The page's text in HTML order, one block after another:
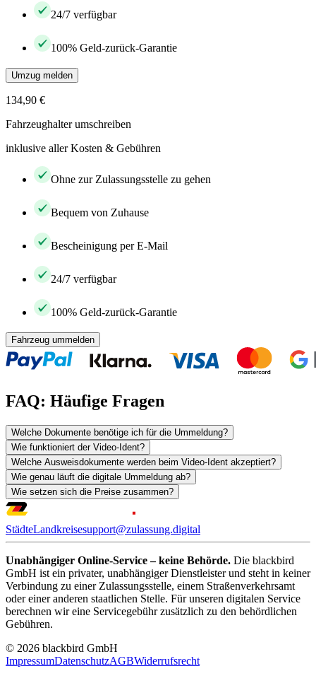
24/7 verfügbar
100% Geld-zurück-Garantie
Umzug melden
134,90 €
Fahrzeughalter umschreiben
inklusive aller Kosten & Gebühren
Ohne zur Zulassungsstelle zu gehen
Bequem von Zuhause
Bescheinigung per E-Mail
24/7 verfügbar
100% Geld-zurück-Garantie
Fahrzeug ummelden
FAQ: Häufige Fragen
Welche Dokumente benötige ich für die Ummeldung?
Wie funktioniert der Video-Ident?
Welche Ausweisdokumente werden beim Video-Ident akzeptiert?
Wie genau läuft die digitale Ummeldung ab?
Wie setzen sich die Preise zusammen?
StädteLandkreisesupport@zulassung.digital
Unabhängiger Online-Service – keine Behörde. Die blackbird
GmbH ist ein privater, unabhängiger Dienstleister und steht in keiner
Verbindung zu einer Zulassungsstelle, einem Straßenverkehrsamt
oder einer anderen staatlichen Stelle. Für unseren digitalen Service
berechnen wir eine Servicegebühr zusätzlich zu den behördlichen
Gebühren.
© 2026 blackbird GmbH
ImpressumDatenschutzAGBWiderrufsrecht